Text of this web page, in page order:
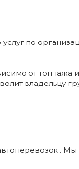
по
от тоннажа
владельцу
.